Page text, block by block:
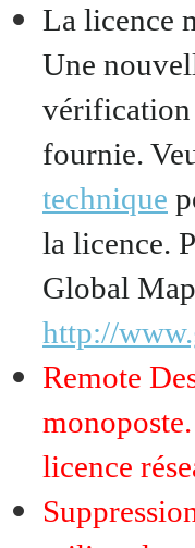
La licence
Une
vérification
fournie.
technique
la licence.
Global
http://
Remote
licence